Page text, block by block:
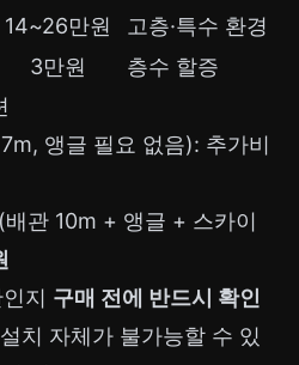
14~26만원
고층·특수 환경
3만원
층수 할증
앵글 필요 없음): 추가비
(배관 10m + 앵글 + 스카이
지 구매 전에 반드시 확인
치 자체가 불가능할 수 있